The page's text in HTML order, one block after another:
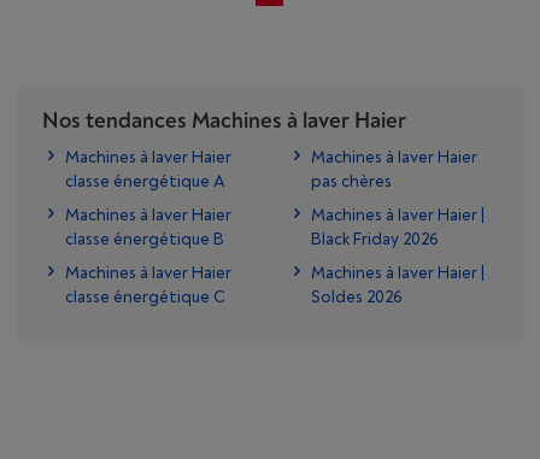
Nos tendances Machines à laver Haier
Machines à laver Haier
classe énergétique A
Machines à laver Haier
classe énergétique B
Machines à laver Haier
classe énergétique C
Machines à laver Haier
pas chères
Machines à laver Haier |
Black Friday 2026
Machines à laver Haier |
Soldes 2026